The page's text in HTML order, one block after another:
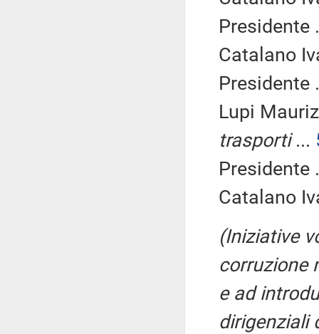
Presidente
Catalano
Presidente
Lupi
trasporti...
Presidente
Catalano
(Iniziative
corruzione
e ad
dirigenziali